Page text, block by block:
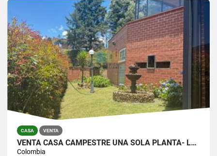
CASA VENTA
VENTA CASA CAMPESTRE UNA SOLA PLANTA- LOMA DEL ESCOBERO, ENVIGADO
Colombia